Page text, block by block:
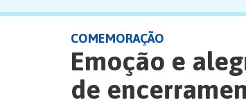
COMEMORAÇÃO
Emoção e
de